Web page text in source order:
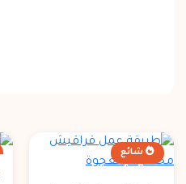
شائع